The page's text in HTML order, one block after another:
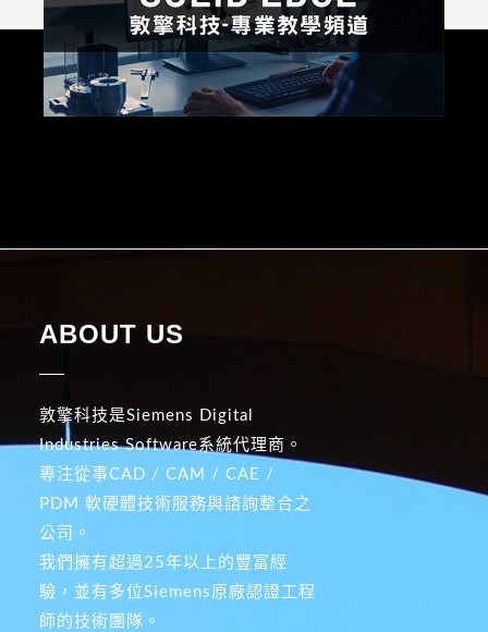
ABOUT US
敦擎科技是Siemens Digital
Industries Software系統代理商。
專注從事CAD / CAM / CAE /
PDM 軟硬體技術服務與諮詢整合之
公司。
我們擁有超過25年以上的豐富經
驗，並有多位Siemens原廠認證工程
師的技術團隊。